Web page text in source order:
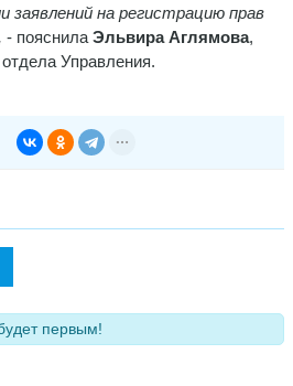
заявлений на регистрацию прав
- пояснила Эльвира Аглямова,
Управления.
первым!